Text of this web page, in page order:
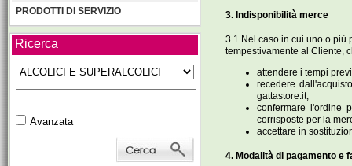
PRODOTTI DI SERVIZIO
Ricerca
Avanzata
3. Indisponibilità merce
3.1 Nel caso in cui uno o più
tempestivamente al Cliente,
attendere i tempi
recedere
gattastore.it;
confermare l'ordine
corrisposte per la
accettare in
4. Modalità di pagamento e